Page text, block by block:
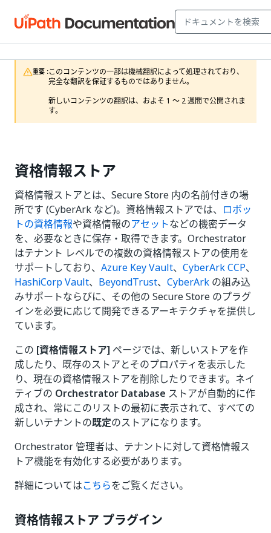
重要 :このコンテンツの一部は機械翻訳によって処理されており、
完全な翻訳を保証するものではありません。
新しいコンテンツの翻訳は、およそ 1 ～ 2 週間で公開されま
す。
資格情報ストア
資格情報ストアとは、Secure Store 内の名前付きの場
所です (CyberArk など)。資格情報ストアでは、 ロボッ
トの資格情報や資格情報のアセットなどの機密データ
を、必要なときに保存・取得できます。Orchestrator
はテナント レベルでの複数の資格情報ストアの使用を
サポートしており、 Azure Key Vault、 CyberArk CCP、
HashiCorp Vault、 BeyondTrust、 CyberArk の組み込
みサポートならびに、その他の Secure Store のプラグ
インを必要に応じて開発できるアーキテクチャを提供し
ています。
この [資格情報ストア] ページでは、新しいストアを作
成したり、既存のストアとそのプロパティを表示した
り、現在の資格情報ストアを削除したりできます。ネイ
ティブの Orchestrator Database ストアが自動的に作
成され、常にこのリストの最初に表示されて、すべての
新しいテナントの既定のストアになります。
Orchestrator 管理者は、テナントに対して資格情報ス
トア機能を有効化する必要があります。
詳細についてはこちらをご覧ください。
資格情報ストア プラグイン